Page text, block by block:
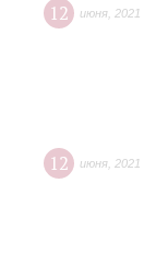
12 июня 2021
12 июня 2021